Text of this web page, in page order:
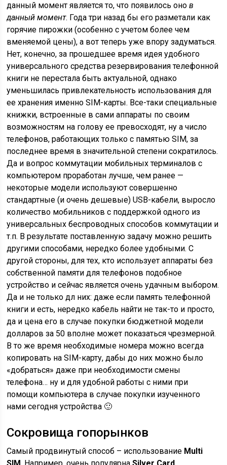
данный момент является то, что появилось онов
данный момент. Года три назад бы его разметали как
горячие пирожки (особенно с учетом более чем
вменяемой цены), а вот теперь уже впору задуматься.
Нет, конечно, за прошедшее время идея удобного
универсального средства резервирования телефонной
книги не перестала быть актуальной, однако
уменьшилась привлекательность использования для
ее хранения именно SIM-карты. Все-таки специальные
книжки, встроенные в сами аппараты по своим
возможностям на голову ее превосходят, ну а число
телефонов, работающих только с памятью SIM, за
последнее время в значительной степени сократилось.
Да и вопрос коммутации мобильных терминалов с
компьютером проработан лучше, чем ранее —
некоторые модели используют совершенно
стандартные (и очень дешевые) USB-кабели, выросло
количество мобильников с поддержкой одного из
универсальных беспроводных способов коммутации и
т.п. В результате поставленную задачу можно решить
другими способами, нередко более удобными. С
другой стороны, для тех, кто использует аппараты без
собственной памяти для телефонов подобное
устройство и сейчас является очень удачным выбором.
Да и не только дл них: даже если память телефонной
книги и есть, нередко кабель найти не так-то и просто,
да и цена его в случае покупки бюджетной модели
долларов за 50 вполне может показаться чрезмерной.
В то же время необходимые номера можно всегда
копировать на SIM-карту, дабы до них можно было
«добраться» даже при необходимости смены
телефона… ну и для удобной работы с ними при
помощи компьютера в случае покупки изученного
нами сегодня устройства 🙂
Сокровища гопорынков
Самый продвинутый способ – использование Multi